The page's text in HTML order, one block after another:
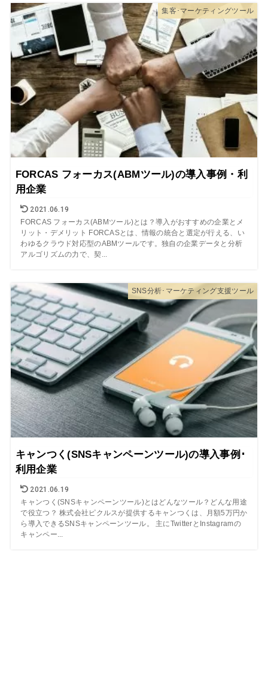
集客･マーケティングツール
FORCAS フォーカス(ABMツール)の導入事例・利
用企業
2021.06.19
FORCAS フォーカス(ABMツール)とは？導入がおすすめの企業とメ
リット・デメリット FORCASとは、情報の統合と選定が行える、い
わゆるクラウド対応型のABMツールです。独自の企業データと分析
アルゴリズムの力で、契...
SNS分析･マーケティング支援ツール
キャンつく(SNSキャンペーンツール)の導入事例･
利用企業
2021.06.19
キャンつく(SNSキャンペーンツール)とはどんなツール？どんな用途
で役立つ？ 株式会社ピクルスが提供するキャンつくは、月額5万円か
ら導入できるSNSキャンペーンツール。 主にTwitterとInstagramの
キャンペー...